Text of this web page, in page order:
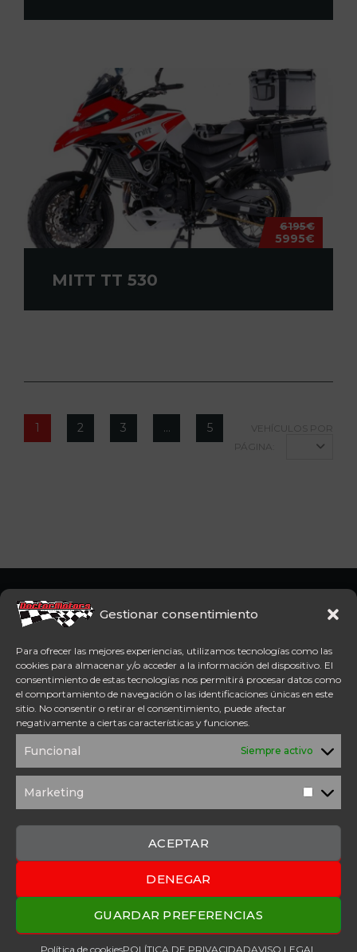
Gestionar consentimiento
Para ofrecer las mejores experiencias, utilizamos tecnologías como las
cookies para almacenar y/o acceder a la información del dispositivo. El
consentimiento de estas tecnologías nos permitirá procesar datos como
el comportamiento de navegación o las identificaciones únicas en este
sitio. No consentir o retirar el consentimiento, puede afectar
negativamente a ciertas características y funciones.
Funcional Siempre activo
Marketing
ACEPTAR
DENEGAR
GUARDAR PREFERENCIAS
Política de cookiesPOLÍTICA DE PRIVACIDADAVISO LEGAL
6195€
5995€
MITT TT 530
1 2 3 … 5
VEHÍCULOS POR
PÁGINA:
CFMoto Y Mitt. Estamos en
técnico oficial Mitt y CFMoto.
Tel: 654 98 23 30
ACCESO DIRECTO
TÉRMINOS Y
CONDICIONES
COOKIES
PRESUPUESTOCONTACTO
2025 Copyright © Doctor Motors – Desarrollado por